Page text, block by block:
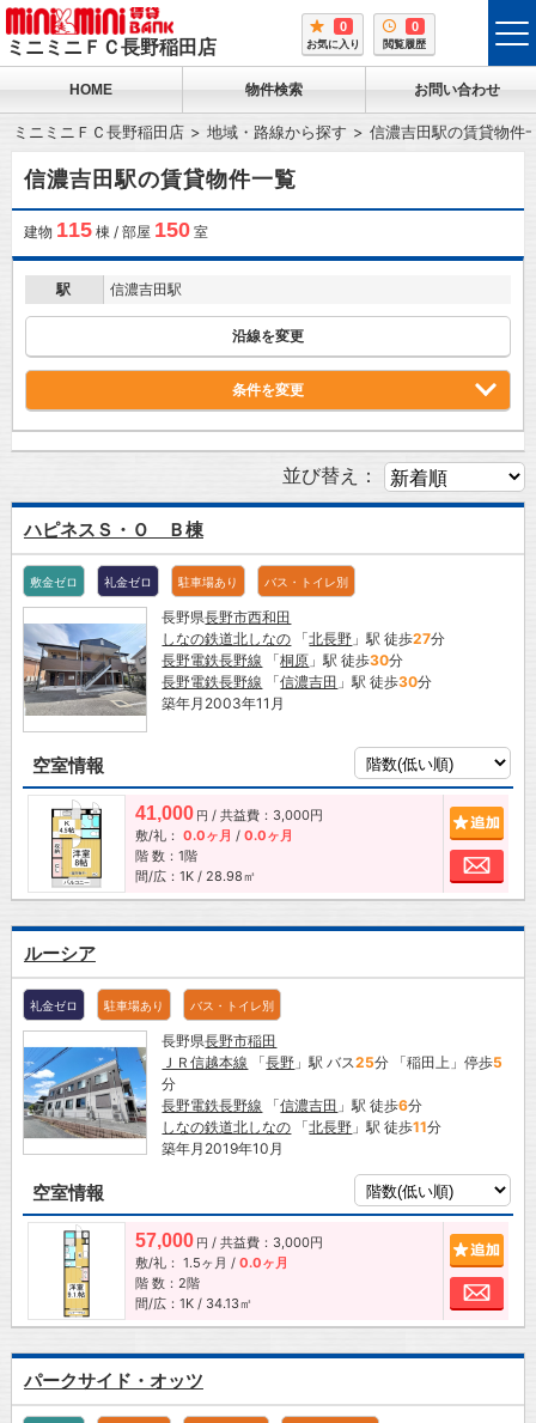
ミニミニＦＣ長野稲田店
0
お気に入り
0
閲覧履歴
HOME 物件検索 お問い合わせ
ミニミニＦＣ長野稲田店 地域・路線から探す 信濃吉田駅の賃貸物件
信濃吉田駅の賃貸物件一覧
建物 115棟 / 部屋 150室
駅 信濃吉田駅
沿線を変更
条件を変更
並び替え：
ハピネスＳ・Ｏ Ｂ棟
敷金ゼロ 礼金ゼロ 駐車場あり バス・トイレ別
長野県長野市西和田
しなの鉄道北しなの 「北長野 」駅 徒歩27分
長野電鉄長野線 「桐原 」駅 徒歩30分
長野電鉄長野線 「信濃吉田 」駅 徒歩30分
築年月2003年11月
空室情報
41,000 円 / 共益費：3,000円
敷/礼： 0.0ヶ月 / 0.0ヶ月
階 数：1階
間/広：1K / 28.98㎡
お
ルーシア
礼金ゼロ 駐車場あり バス・トイレ別
長野県長野市稲田
ＪＲ信越本線 「長野 」駅 バス25分 「稲田上」停歩5
分
長野電鉄長野線 「信濃吉田 」駅 徒歩6分
しなの鉄道北しなの 「北長野 」駅 徒歩11分
築年月2019年10月
空室情報
57,000 円 / 共益費：3,000円
敷/礼： 1.5ヶ月 / 0.0ヶ月
階 数：2階
間/広：1K / 34.13㎡
お
パークサイド・オッツ